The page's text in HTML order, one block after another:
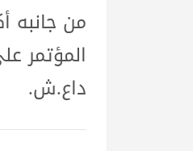
من جانبه
المؤتمر
داع.ش.